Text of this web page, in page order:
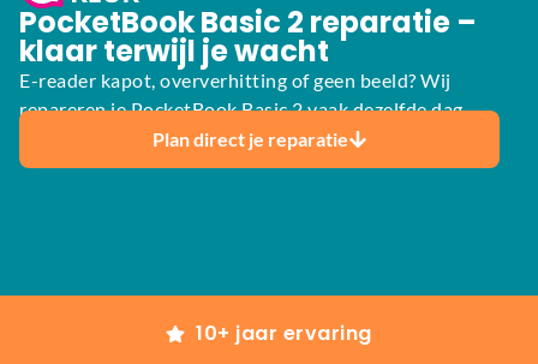
PocketBook Basic 2 reparatie –
klaar terwijl je wacht
E-reader kapot, oververhitting of geen beeld? Wij
repareren je PocketBook Basic 2 vaak dezelfde dag.
Plan direct je reparatie
10+ jaar ervaring